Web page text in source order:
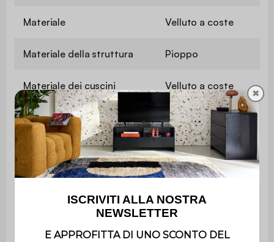
Materiale Velluto a coste
Materiale della struttura Pioppo
Materiale dei cuscini Velluto a coste
Densità del tessuto 335 g/m²
Rivestimento PU
Densità della
Poliuretano espanso
(28k/m3) + molle in
✖